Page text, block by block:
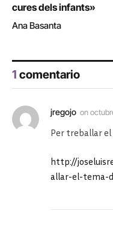
cures dels infants»
Ana Basanta
1 comentario
jregojo on
Per treballar el
http://
allar-el-tema-